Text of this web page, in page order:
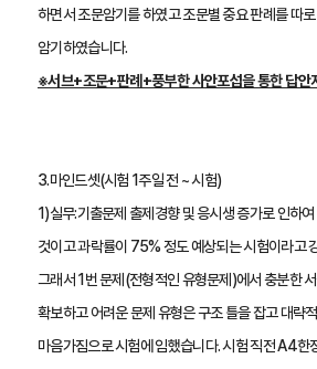
하면서 조문암기를 하였고 조문별 중요 판례를 따
암기하였습니다.
※서브+조문+판례+풍부한 사안포섭을 통한 답안
3.마인드셋(시험 1주일 전 ~ 시험)
1)실무:기출문제 출제경향 및 응시생 증가로 인하
것이고 과락률이 75% 정도 예상되는 시험이라고
그래서 1번 문제(전형적인 유형문제)에서 충분한
확보하고 어려운 문제 유형은 구조 틀을 잡고 대략
마음가짐으로 시험에 임했습니다. 시험 직전 A4한